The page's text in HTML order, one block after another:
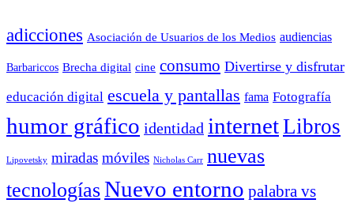
adicciones Asociación de Usuarios de los Medios audiencias
Barbariccos Brecha digital cine consumo Divertirse y disfrutar
educación digital escuela y pantallas fama Fotografía
humor gráfico identidad internetLibros
Lipovetsky miradas móviles Nicholas Carr nuevas
tecnologíasNuevo entorno palabra vs